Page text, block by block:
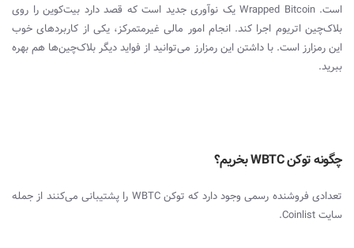
است.Wrapped Bitcoin یک نوآوری جدید است که قصد دارد بیت‌کوین را روی
بلاک‌چین اتریوم اجرا کند. انجام امور مالی غیرمتمرکز، یکی از کاربردهای خوب
این رمزارز است. با داشتن این رمزارز می‌توانید از فواید دیگر بلاک‌چین‌ها هم بهره
ببرید.
چگونه توکنWBTCبخریم؟
تعدادی فروشنده رسمی وجود دارد که توکنWBTC را پشتیبانی می‌کنند از جمله
سایتCoinlist
.